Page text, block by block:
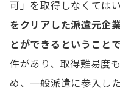
可」を取得しなくては
をクリアした派遣元企
とができるということ
件があり、取得難易度
め、一般派遣に参入し